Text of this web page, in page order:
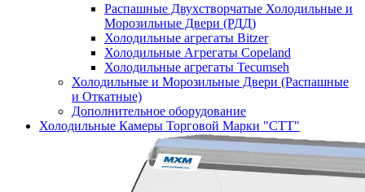
Распашные Двухстворчатые Холодильные и
Морозильные Двери (РДД)
Холодильные агрегаты Bitzer
Холодильные Агрегаты Copeland
Холодильные агрегаты Tecumseh
Холодильные и Морозильные Двери (Распашные
и Откатные)
Дополнительное оборудование
Холодильные Камеры Торговой Марки "СТТ"